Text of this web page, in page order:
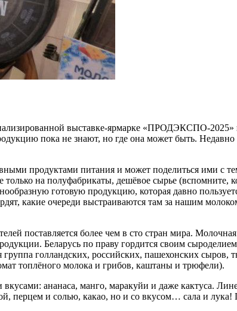
выставке-ярмарке «ПРОДЭКСПО-2025»
пока не знают, но где она может быть. Недавно
продуктами питания и может поделиться ими с
на полуфабрикаты, дешёвое сырье (вспомните,
готовую продукцию, которая давно
какие очереди выстраиваются там за нашим
поставляется более чем в сто стран мира.
Беларусь по праву гордится своим
голландских, российских, пашехонских сыров,
топлёного молока и грибов, каштаны и трюфели).
ананаса, манго, маракуйи и даже кактуса.
перцем и солью, какао, но и со вкусом… сала и лука!